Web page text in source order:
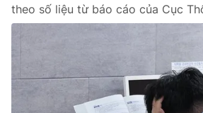
Pháp luật
Y tế
theo số liệu từ báo cáo của Cục